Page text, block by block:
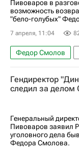
Пивоваров в
возможность
"бело-голубых"
7 апреля, 11:04
Федор Смолов
Павел Пивоваров
Краснодар
Гендиректор
следил за делом
Генеральный
Пивоваров заявил
уголовного дела
Федора Смолова.